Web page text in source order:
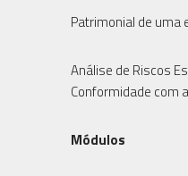
Patrimonial de uma
Análise de Riscos
Conformidade com
Módulos